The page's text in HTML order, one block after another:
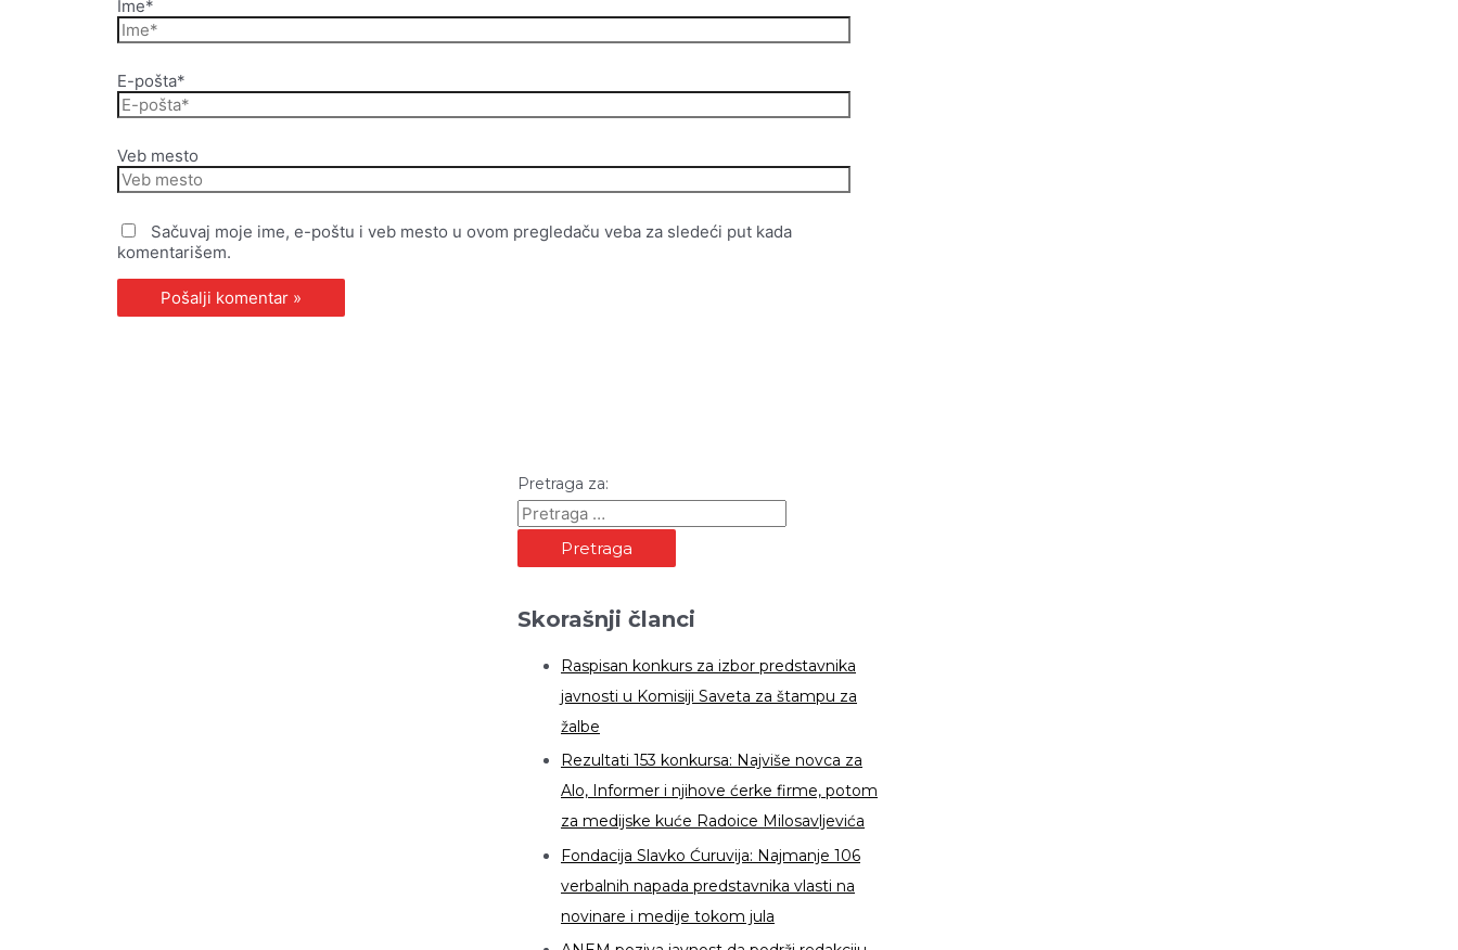
Ime*
E-pošta*
Veb mesto
Sačuvaj moje ime, e-poštu i veb mesto u ovom pregledaču veba za sledeći put kada
komentarišem.
Pretraga za:
Skorašnji članci
Raspisan konkurs za izbor predstavnika
javnosti u Komisiji Saveta za štampu za
žalbe
Rezultati 153 konkursa: Najviše novca za
Alo, Informer i njihove ćerke firme, potom
za medijske kuće Radoice Milosavljevića
Fondacija Slavko Ćuruvija: Najmanje 106
verbalnih napada predstavnika vlasti na
novinare i medije tokom jula